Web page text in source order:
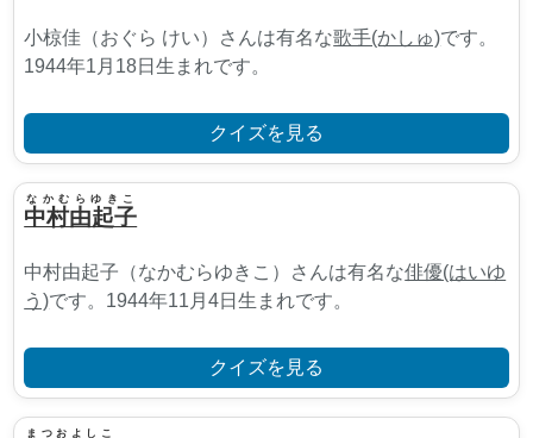
小椋佳（おぐら けい）さんは有名な歌手(かしゅ)です。
1944年1月18日生まれです。
クイズを見る
中村由起子
なかむらゆきこ
中村由起子（なかむらゆきこ）さんは有名な俳優(はいゆ
う)です。1944年11月4日生まれです。
クイズを見る
まつおよしこ